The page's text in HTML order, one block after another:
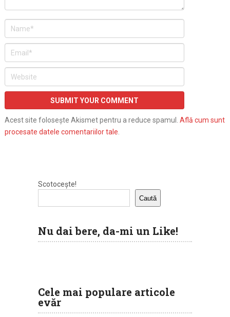
Acest site folosește Akismet pentru a reduce spamul. Află cum sunt
procesate datele comentariilor tale
Scotocește!
Caută
Nu dai bere, da-mi un Like!
Cele mai populare articole
evăr